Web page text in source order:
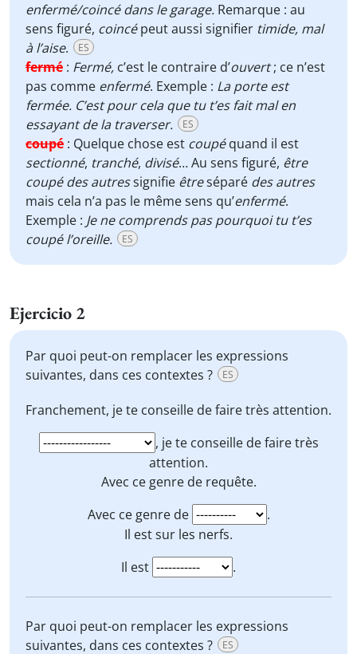
enfermé/coincé dans le garage. Remarque : au
sens figuré, coincépeut aussi signifier timide, mal
à l’aise. ES
fermé : Fermé, c’est le contraire d’ouvert; ce n’est
pas comme enfermé. Exemple : La porte est
fermée. C’est pour cela que tu t’es fait mal en
essayant de la traverser.
ES
coupé : Quelque chose est coupéquand il est
sectionné, tranché, divisé… Au sens figuré, être
coupé des autressignifie êtreséparé des autres
mais cela n’a pas le même sens qu’enfermé.
Exemple : Je ne comprends pas pourquoi tu t’es
coupé l’oreille.
ES
Ejercicio 2
Par quoi peut-on remplacer les expressions
suivantes, dans ces contextes ?
ES
Franchement, je te conseille de faire très attention.
, je te conseille de faire très
attention.
Avec ce genre de requête.
Avec ce genre de
.
Il estsur les nerfs.
Il est
.
Par quoi peut-on remplacer les expressions
suivantes, dans ces contextes ?
ES